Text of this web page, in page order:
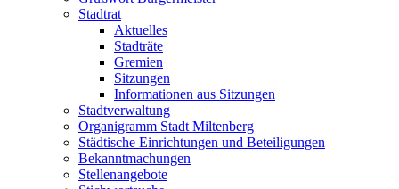
Stadtrat
Aktuelles
Stadträte
Gremien
Sitzungen
Informationen aus Sitzungen
Stadtverwaltung
Organigramm Stadt Miltenberg
Städtische Einrichtungen und Beteiligungen
Bekanntmachungen
Stellenangebote